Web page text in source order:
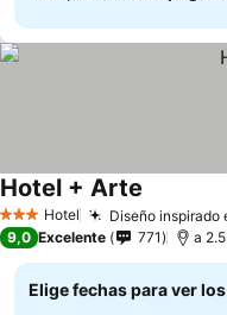
3 Estrellas
Hotel Diseño inspirado
Hotel + Arte
9,0 Excelente 771 a
Elige fechas para ver